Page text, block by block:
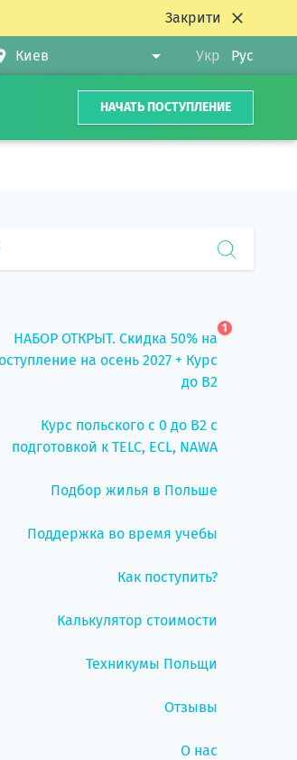
Закрити
Укр Рус
НАЧАТЬ ПОСТУПЛЕНИЕ
НАБОР ОТКРЫТ. Скидка 50% на
на осень 2027 + Курс
до B2
1
Курс польского с 0 до B2 с
подготовкой к TELC, ECL, NAWA
Подбор жилья в Польше
Поддержка во время учебы
Как поступить?
Калькулятор стоимости
Техникумы Польщи
Отзывы
О нас